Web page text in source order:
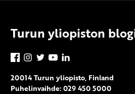
Turun yliopiston
Facebook
Instagram
TwitterYouTube
20014 Turun yliopisto, Finland
Puhelinvaihde: 029 450 5000